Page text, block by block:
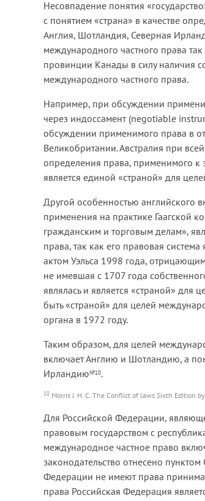
Несовпадение понятия
с понятием «страна» в качестве
Англия, Шотландия, Северная
международного частного права
провинции Канады в силу наличия
международного частного права.
Например, при обсуждении
через индоссамент (negotiable
обсуждении применимого права в
Великобритании. Австралия при
определения права, применимого к
является единой «страной» для
Другой особенностью английского
применения на практике Гаагской
гражданским и торговым делам»,
права, так как его правовая
актом Уэльса 1998 года,
не имевшая с 1707 года
являлась и является «страной» для
быть «страной» для целей
органа в 1972 году.
Таким образом, для целей
включает Англию и Шотландию, а
Ирландию№10.
10 Morris J. H. C. The Conflict of laws Sixth Edition
Для Российской Федерации,
правовым государством с
международное частное право
законодательство отнесено
Федерации не имеют права
права Российская Федерация